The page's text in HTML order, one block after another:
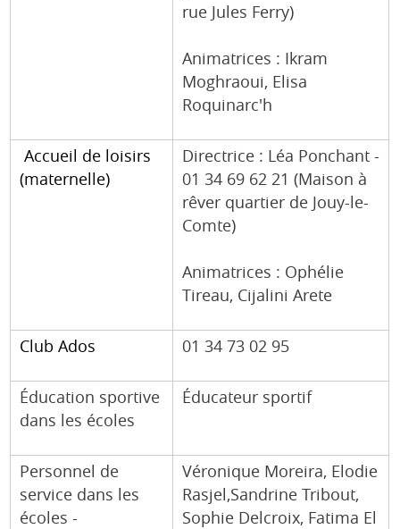
rue Jules Ferry)
Animatrices : Ikram
Moghraoui, Elisa
Roquinarc'h
Accueil de loisirs
(maternelle)
Directrice : Léa Ponchant -
01 34 69 62 21 (Maison à
rêver quartier de Jouy-le-
Comte)
Animatrices : Ophélie
Tireau, Cijalini Arete
Club Ados 01 34 73 02 95
Éducation sportive
dans les écoles
Éducateur sportif
Personnel de
service dans les
écoles -
Véronique Moreira, Elodie
Rasjel,Sandrine Tribout,
Sophie Delcroix, Fatima El